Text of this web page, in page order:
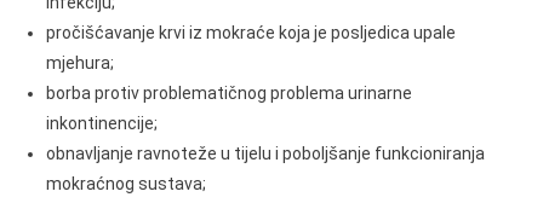
pročišćavanje krvi iz mokraće koja je posljedica upale
mjehura;
borba protiv problematičnog problema urinarne
inkontinencije;
obnavljanje ravnoteže u tijelu i poboljšanje funkcioniranja
mokraćnog sustava;